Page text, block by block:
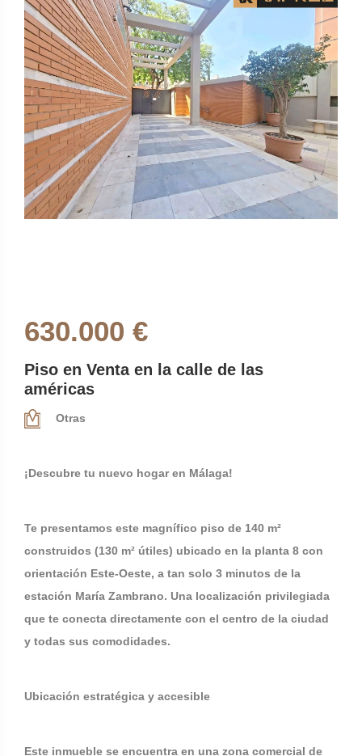
630.000 €
Piso en Venta en la calle de las
américas
Otras
¡Descubre tu nuevo hogar en Málaga!
Te presentamos este magnífico piso de 140 m²
construidos (130 m² útiles) ubicado en la planta 8 con
orientación Este-Oeste, a tan solo 3 minutos de la
estación María Zambrano. Una localización privilegiada
que te conecta directamente con el centro de la ciudad
y todas sus comodidades.
Ubicación estratégica y accesible
Este inmueble se encuentra en una zona comercial de